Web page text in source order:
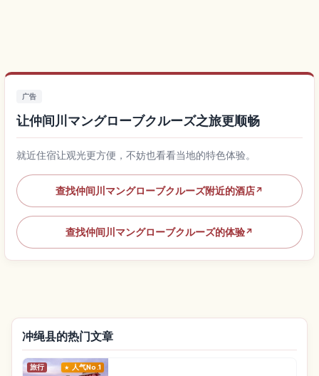
广告
让仲间川マングローブクルーズ之旅更顺畅
就近住宿让观光更方便，不妨也看看当地的特色体验。
查找仲间川マングローブクルーズ附近的酒店↗
查找仲间川マングローブクルーズ的体验↗
冲绳县的热门文章
旅行 人气No.1